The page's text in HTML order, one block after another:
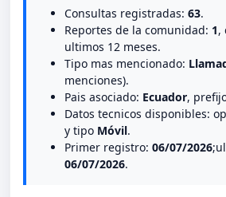
Consultas registradas: 63.
Reportes de la comunidad: 1,
ultimos 12 meses.
Tipo mas mencionado:
menciones).
Pais asociado: Ecuador,
Datos tecnicos disponibles:
y tipo Móvil.
Primer registro: 06/07/2026
06/07/2026.